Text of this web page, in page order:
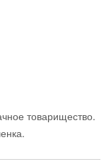
товарищество.